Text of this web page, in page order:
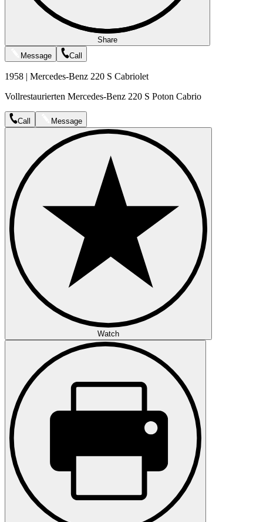
Share
Message
Call
1958 | Mercedes-Benz 220 S Cabriolet
Vollrestaurierten Mercedes-Benz 220 S Poton Cabrio
Call Message
Watch